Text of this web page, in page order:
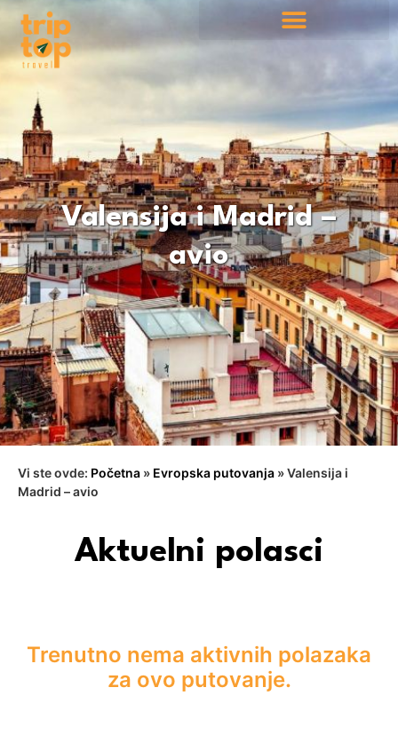
Valensija i Madrid –
avio
Vi ste ovde: Početna » Evropska putovanja »Valensija i
Madrid – avio
Aktuelni polasci
Trenutno nema aktivnih polazaka
za ovo putovanje.